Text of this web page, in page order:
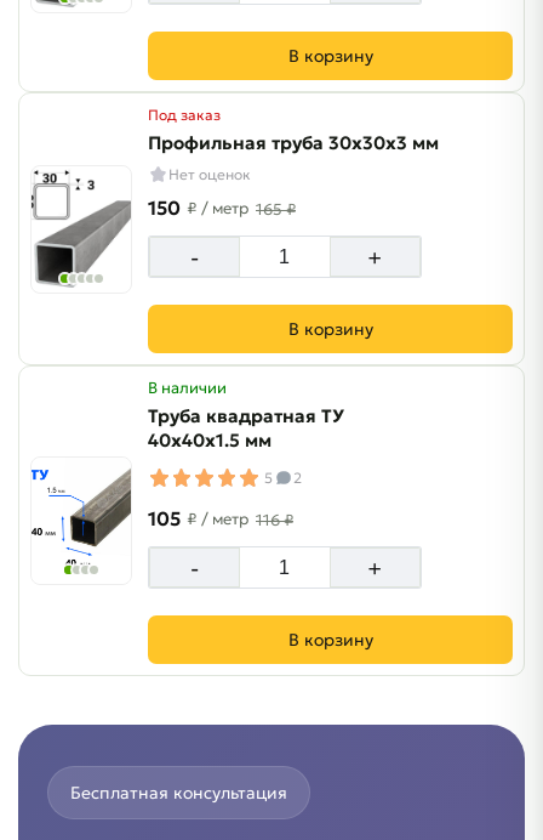
В корзину
Под заказ
Профильная труба 30х30х3 мм
Нет оценок
150 ₽ / метр 165 ₽
- +
В корзину
В наличии
Труба квадратная ТУ
40х40х1.5 мм
5 2
105 ₽ / метр 116 ₽
- +
В корзину
Бесплатная консультация